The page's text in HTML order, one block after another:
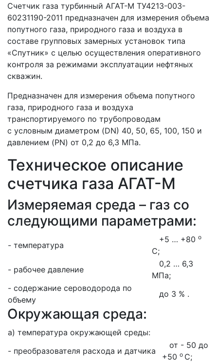
Счетчик газа турбинный АГАТ-М ТУ4213-003-
60231190-2011 предназначен для измерения объема
попутного газа, природного газа и воздуха в
составе групповых замерных установок типа
«Спутник» с целью осуществления оперативного
контроля за режимами эксплуатации нефтяных
скважин.
Предназначен для измерения объема попутного
газа, природного газа и воздуха
транспортируемого по трубопроводам
с условным диаметром (DN) 40, 50, 65, 100, 150 и
давлением (PN) от 0,2 до 6,3 МПа.
Техническое описание
счетчика газа АГАТ-М
Измеряемая среда – газ со
следующими параметрами:
- температура
+5 … +80 о
С;
- рабочее давление
0,2 … 6,3
МПа;
- содержание сероводорода по
объему
до 3 % .
Окружающая среда:
а) температура окружающей среды:
- преобразователя расхода и датчика
от - 50 до
+50 о С;